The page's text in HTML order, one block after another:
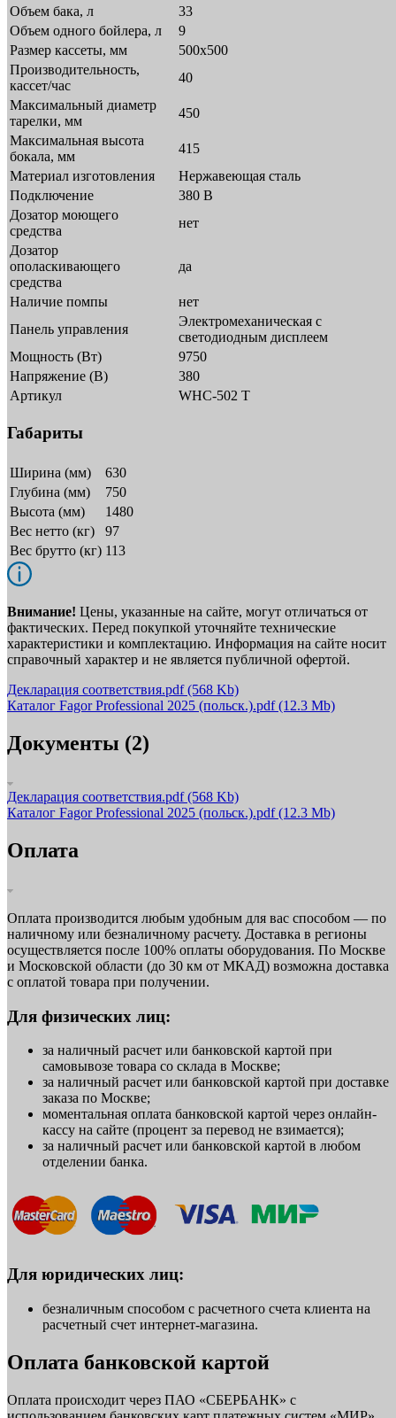
Объем бака, л
33
Объем одного бойлера, л
9
Размер кассеты, мм
500х500
Производительность,
кассет/час
40
Максимальный диаметр
тарелки, мм
450
Максимальная высота
бокала, мм
415
Материал изготовления
Нержавеющая сталь
Подключение
380 В
Дозатор моющего
средства
нет
Дозатор
ополаскивающего
средства
да
Наличие помпы
нет
Панель управления
Электромеханическая с
светодиодным дисплеем
Мощность (Вт)
9750
Напряжение (В)
380
Артикул
WHC-502 T
Габариты
Ширина (мм)
630
Глубина (мм)
750
Высота (мм)
1480
Вес нетто (кг)
97
Вес брутто (кг) 113
Внимание! Цены, указанные на сайте, могут отличаться от
фактических. Перед покупкой уточняйте технические
характеристики и комплектацию. Информация на сайте носит
справочный характер и не является публичной офертой.
Декларация соответствия.pdf(568 Kb)
Каталог Fagor Professional 2025 (польск.).pdf(12.3 Mb)
Документы (2)
Декларация соответствия.pdf(568 Kb)
Каталог Fagor Professional 2025 (польск.).pdf(12.3 Mb)
Оплата
Оплата производится любым удобным для вас способом — по
наличному или безналичному расчету. Доставка в регионы
осуществляется после 100% оплаты оборудования. По Москве
и Московской области (до 30 км от МКАД) возможна доставка
с оплатой товара при получении.
Для физических лиц:
за наличный расчет или банковской картой при
самовывозе товара со склада в Москве;
за наличный расчет или банковской картой при доставке
заказа по Москве;
моментальная оплата банковской картой через онлайн-
кассу на сайте (процент за перевод не взимается);
за наличный расчет или банковской картой в любом
отделении банка.
Для юридических лиц:
безналичным способом с расчетного счета клиента на
расчетный счет интернет-магазина.
Оплата банковской картой
Оплата происходит через ПАО «СБЕРБАНК» с